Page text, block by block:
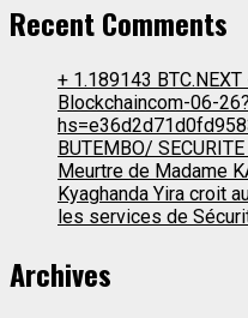
Recent Comments
+ 1.189143
Blockchaincom-06-26?
BUTEMBO/
Meurtre de Madame
Kyaghanda Yira croit
les services de
Archives